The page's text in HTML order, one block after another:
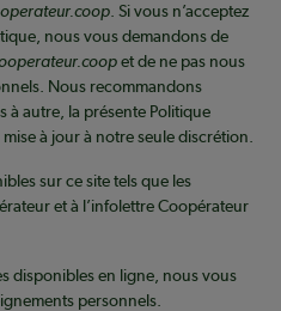
. Si vous n’acceptez
nous vous demandons de
et de ne pas nous
Nous recommandons
à autre, la présente Politique
à jour à notre seule discrétion.
sur ce site tels que les
et à l’infolettre Coopérateur
disponibles en ligne, nous vous
personnels.